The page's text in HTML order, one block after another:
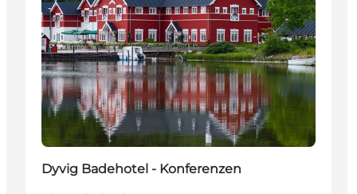
Dyvig Badehotel - Konferenzen